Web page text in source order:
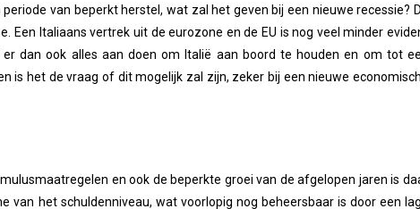
van beperkt herstel, wat zal het geven bij een nieuwe recessie?
Een Italiaans vertrek uit de eurozone en de EU is nog veel minder
dan ook alles aan doen om Italië aan boord te houden en om tot
is het de vraag of dit mogelijk zal zijn, zeker bij een nieuwe
en ook de beperkte groei van de afgelopen jaren is
van het schuldenniveau, wat voorlopig nog beheersbaar is door een